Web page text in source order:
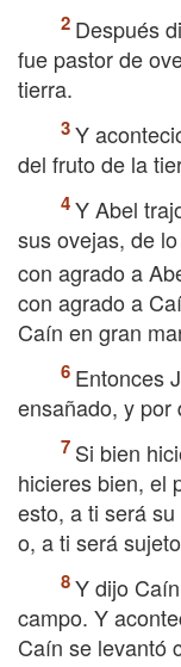
Después
fue pastor de
tierra.
Y
del fruto de la
Y Abel
sus ovejas, de
con agrado a
con agrado a
Caín en gran
Entonces
ensañado, y por
Si bien
hicieres bien, el
esto, a ti será
o, a ti será
Y dijo
campo. Y
Caín se levantó